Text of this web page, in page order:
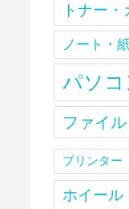
トナー
ノート・
パソコ
ファイ
プリンター
ホイール